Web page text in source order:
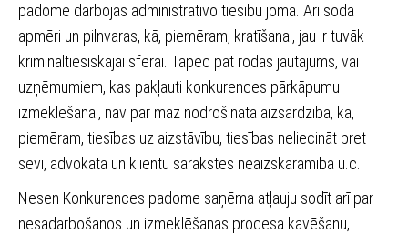
padome darbojas administratīvo tiesību jomā. Arī soda
apmēri un pilnvaras, kā, piemēram, kratīšanai, jau ir tuvāk
krimināltiesiskajai sfērai. Tāpēc pat rodas jautājums, vai
uzņēmumiem, kas pakļauti konkurences pārkāpumu
izmeklēšanai, nav par maz nodrošināta aizsardzība, kā,
piemēram, tiesības uz aizstāvību, tiesības neliecināt pret
sevi, advokāta un klientu sarakstes neaizskaramība u.c.
Nesen Konkurences padome saņēma atļauju sodīt arī par
nesadarbošanos un izmeklēšanas procesa kavēšanu,